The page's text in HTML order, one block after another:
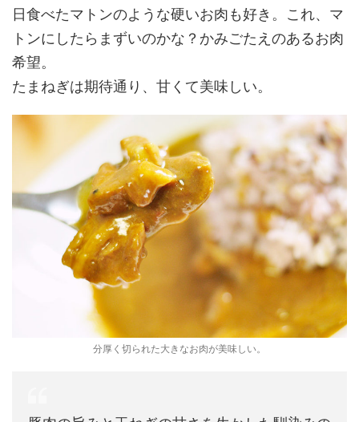
日食べたマトンのような硬いお肉も好き。これ、マ
トンにしたらまずいのかな？かみごたえのあるお肉
希望。
たまねぎは期待通り、甘くて美味しい。
分厚く切られた大きなお肉が美味しい。